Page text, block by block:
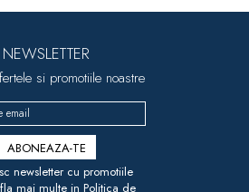
NEWSLETTER
si promotiile noastre
newsletter cu promotiile
mai multe in Politica de